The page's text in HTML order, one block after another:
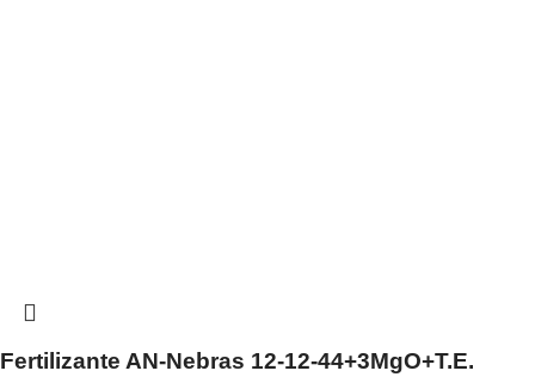
Fertilizante AN-Nebras 12-12-44+3MgO+T.E.